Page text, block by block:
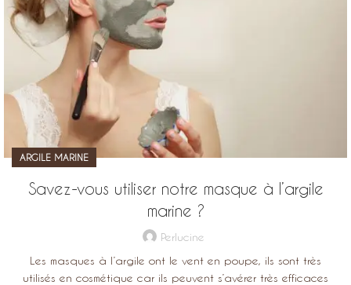
ARGILE MARINE
Savez-vous utiliser notre masque à l’argile
marine ?
Perlucine
Les masques à l’argile ont le vent en poupe, ils sont très
utilisés en cosmétique car ils peuvent s’avérer très efficaces